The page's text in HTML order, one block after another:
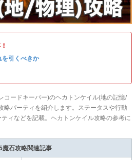
を引くべきか
コードキーパー)のヘカトンケイル(地の記憶/
パーティを紹介します。ステータスや行動
ィなどを記載。ヘカトンケイル攻略の参考に
魔石攻略関連記事